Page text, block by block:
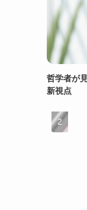
哲学者が
新視点